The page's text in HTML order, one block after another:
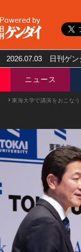
2026.07.03 日刊ゲン
ニュース
東海大学で講演をおこな